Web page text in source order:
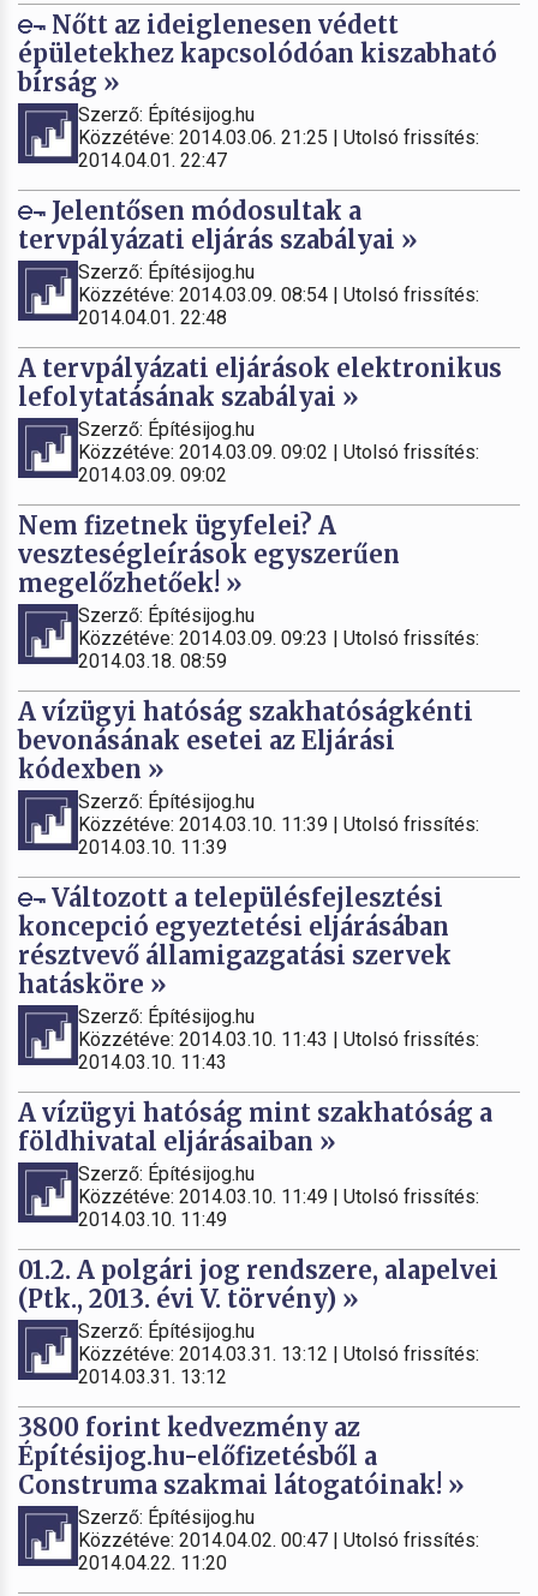
Nőtt az ideiglenesen védett
épületekhez kapcsolódóan kiszabható
bírság »
Szerző: Építésijog.hu
Közzétéve: 2014.03.06. 21:25 | Utolsó frissítés:
2014.04.01. 22:47
Jelentősen módosultak a
tervpályázati eljárás szabályai »
Szerző: Építésijog.hu
Közzétéve: 2014.03.09. 08:54 | Utolsó frissítés:
2014.04.01. 22:48
A tervpályázati eljárások elektronikus
lefolytatásának szabályai »
Szerző: Építésijog.hu
Közzétéve: 2014.03.09. 09:02 | Utolsó frissítés:
2014.03.09. 09:02
Nem fizetnek ügyfelei? A
veszteségleírások egyszerűen
megelőzhetőek! »
Szerző: Építésijog.hu
Közzétéve: 2014.03.09. 09:23 | Utolsó frissítés:
2014.03.18. 08:59
A vízügyi hatóság szakhatóságkénti
bevonásának esetei az Eljárási
kódexben »
Szerző: Építésijog.hu
Közzétéve: 2014.03.10. 11:39 | Utolsó frissítés:
2014.03.10. 11:39
Változott a településfejlesztési
koncepció egyeztetési eljárásában
résztvevő államigazgatási szervek
hatásköre »
Szerző: Építésijog.hu
Közzétéve: 2014.03.10. 11:43 | Utolsó frissítés:
2014.03.10. 11:43
A vízügyi hatóság mint szakhatóság a
földhivatal eljárásaiban »
Szerző: Építésijog.hu
Közzétéve: 2014.03.10. 11:49 | Utolsó frissítés:
2014.03.10. 11:49
01.2. A polgári jog rendszere, alapelvei
(Ptk., 2013. évi V. törvény) »
Szerző: Építésijog.hu
Közzétéve: 2014.03.31. 13:12 | Utolsó frissítés:
2014.03.31. 13:12
3800 forint kedvezmény az
Építésijog.hu-előfizetésből a
Construma szakmai látogatóinak! »
Szerző: Építésijog.hu
Közzétéve: 2014.04.02. 00:47 | Utolsó frissítés:
2014.04.22. 11:20